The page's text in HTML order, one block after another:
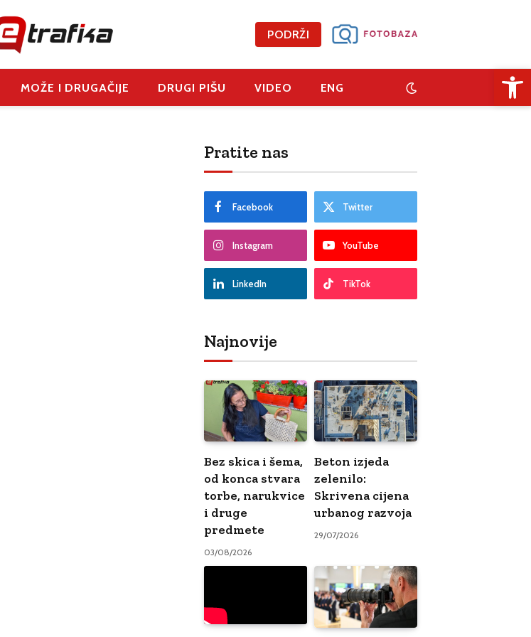
PODRŽI
MOŽE I DRUGAČIJE DRUGI PIŠU VIDEO ENG
Pratite nas
Facebook Twitter
Instagram YouTube
LinkedIn TikTok
Najnovije
Bez skica i šema,
od konca stvara
torbe, narukvice
i druge
predmete
03/08/2026
Beton izjeda
zelenilo:
Skrivena cijena
urbanog razvoja
29/07/2026